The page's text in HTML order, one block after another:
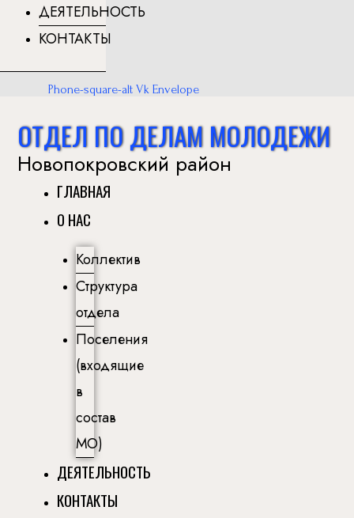
ДЕЯТЕЛЬНОСТЬ
КОНТАКТЫ
Phone-square-alt Vk Envelope
ОТДЕЛ ПО ДЕЛАМ МОЛОДЕЖИ
Новопокровский район
ГЛАВНАЯ
О НАС
Коллектив
Структура
отдела
Поселения
(входящие
в
состав
МО)
ДЕЯТЕЛЬНОСТЬ
КОНТАКТЫ